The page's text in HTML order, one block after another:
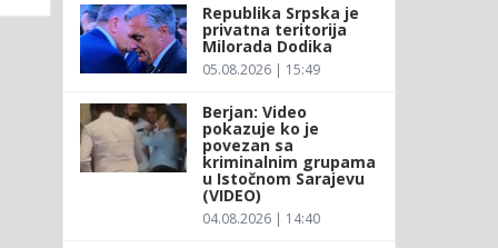
Republika Srpska je
privatna teritorija
Milorada Dodika
05.08.2026 | 15:49
Berjan: Video
pokazuje ko je
povezan sa
kriminalnim grupama
u Istočnom Sarajevu
(VIDEO)
04.08.2026 | 14:40